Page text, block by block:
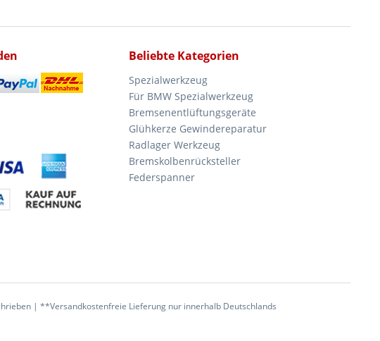
Beliebte Kategorien
Spezialwerkzeug
Für BMW Spezialwerkzeug
Bremsenentlüftungsgeräte
Glühkerze Gewindereparatur
Radlager Werkzeug
Bremskolbenrücksteller
Federspanner
| **Versandkostenfreie Lieferung nur innerhalb Deutschlands